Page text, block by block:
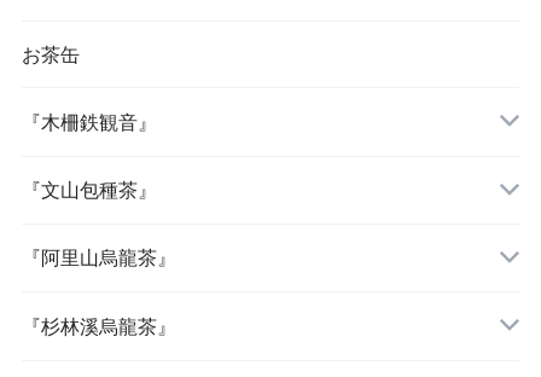
お茶缶
『木柵鉄観音』
『文山包種茶』
『阿里山烏龍茶』
『杉林溪烏龍茶』